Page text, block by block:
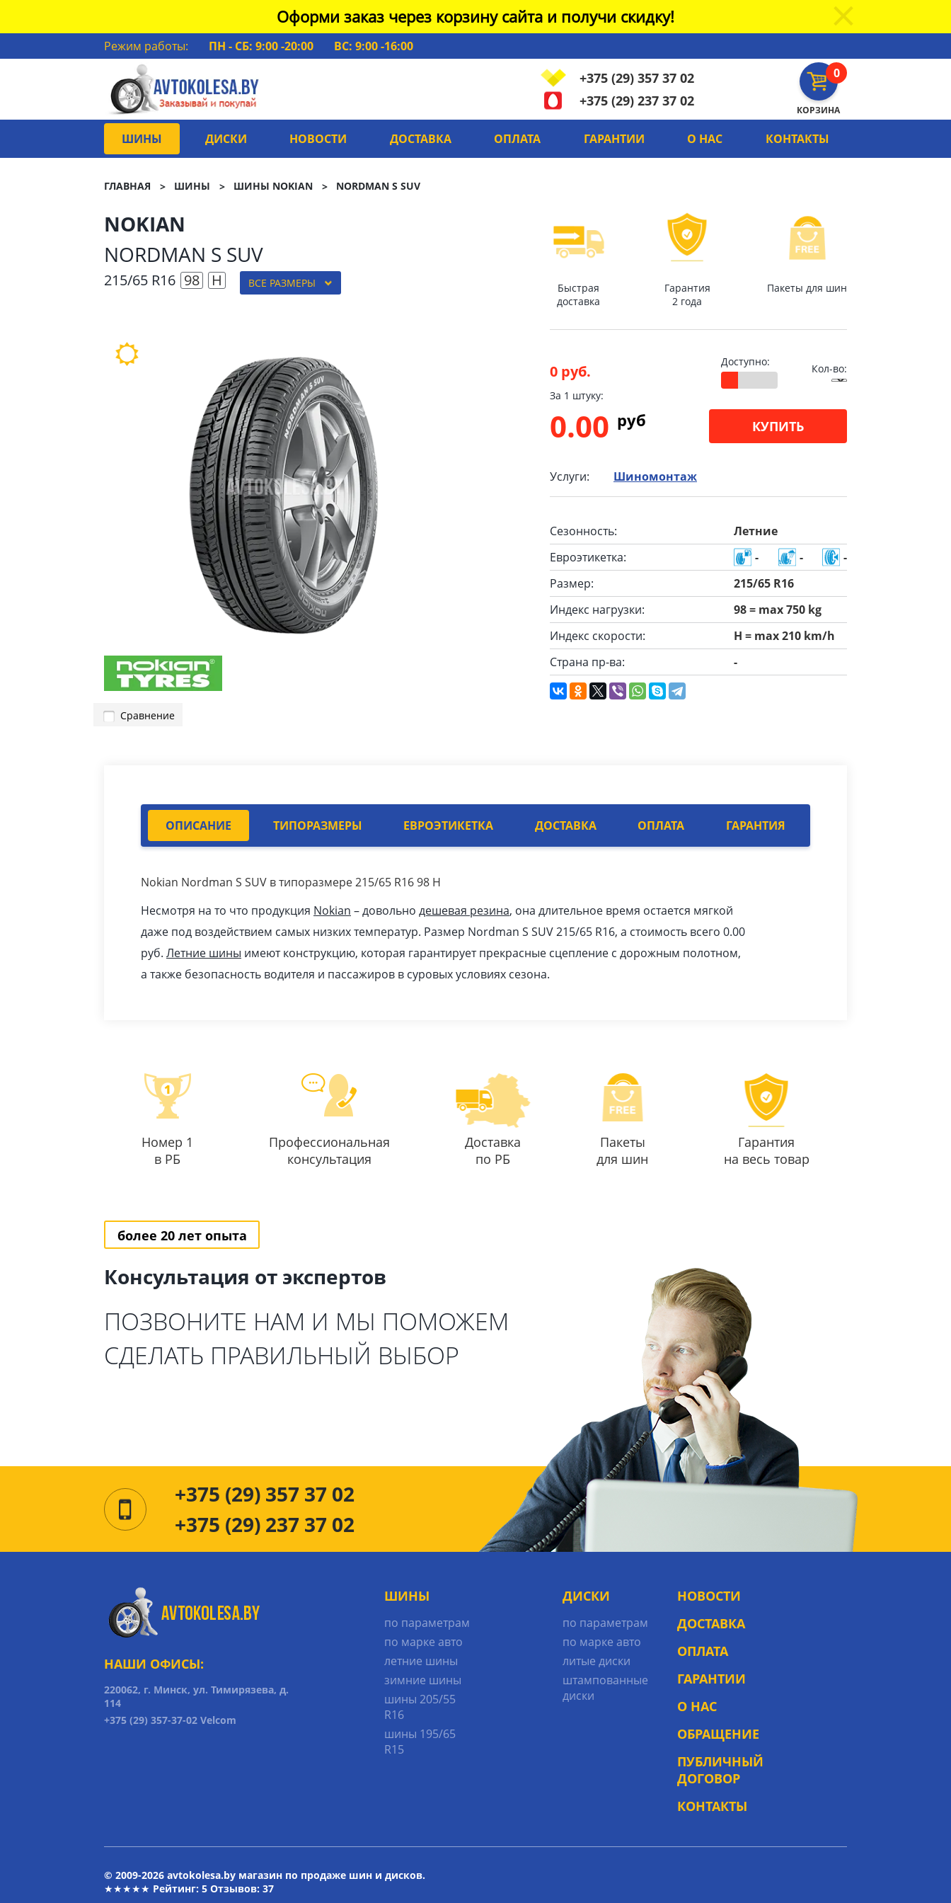
Оформи заказ через корзину сайта и получи скидку!
Режим работы: ПН - СБ: 9:00 -20:00
ВС: 9:00 -16:00
0
КОРЗИНА
+375 (29) 357 37 02
+375 (29) 237 37 02
ШИНЫ ДИСКИ НОВОСТИ ДОСТАВКА ОПЛАТА ГАРАНТИИ О НАС КОНТАКТЫ
ГЛАВНАЯ ШИНЫ ШИНЫ NOKIAN NORDMAN S SUV
NOKIAN
NORDMAN S SUV
215/65 R16 98 H ВСЕ РАЗМЕРЫ
Сравнение
Быстрая
доставка
Гарантия
2 года
Пакеты для шин
0 руб.
Доступно:
Кол-во:
За 1 штуку:
0.00 pуб КУПИТЬ
Услуги: Шиномонтаж
Сезонность:
Летние
Евроэтикетка:
- -
-
Размер:
215/65 R16
Индекс нагрузки:
98 = max 750 kg
Индекс скорости:
H = max 210 km/h
Страна пр-ва:
-
ОПИСАНИЕ ТИПОРАЗМЕРЫ ЕВРОЭТИКЕТКА ДОСТАВКА ОПЛАТА ГАРАНТИЯ
Nokian Nordman S SUV в типоразмере 215/65 R16 98 H
Несмотря на то что продукция Nokian – довольно дешевая резина, она длительное время остается мягкой
даже под воздействием самых низких температур. Размер Nordman S SUV 215/65 R16, а стоимость всего 0.00
pуб. Летние шины имеют конструкцию, которая гарантирует прекрасные сцепление с дорожным полотном,
а также безопасность водителя и пассажиров в суровых условиях сезона.
Номер 1
в РБ
Профессиональная
консультация
Доставка
по РБ
Пакеты
для шин
Гарантия
на весь товар
более 20 лет опыта
Консультация от экспертов
ПОЗВОНИТЕ НАМ И МЫ ПОМОЖЕМ
СДЕЛАТЬ ПРАВИЛЬНЫЙ ВЫБОР
+375 (29) 357 37 02
+375 (29) 237 37 02
НАШИ ОФИСЫ:
220062, г. Минск, ул. Тимирязева, д.
114
+375 (29) 357-37-02 Velcom
ШИНЫ
по параметрам
по марке авто
летние шины
зимние шины
шины 205/55
R16
шины 195/65
R15
ДИСКИ
по параметрам
по марке авто
литые диски
штампованные
диски
НОВОСТИ
ДОСТАВКА
ОПЛАТА
ГАРАНТИИ
О НАС
ОБРАЩЕНИЕ
ПУБЛИЧНЫЙ
ДОГОВОР
КОНТАКТЫ
© 2009-2026 avtokolesa.by магазин по продаже шин и дисков.
★★★★★ Рейтинг: 5 Отзывов: 37